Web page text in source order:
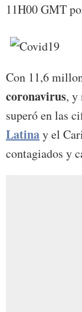
11H00 GMT
Con 11,6
coronavirus, y
superó en las
Latinay el
contagiados y